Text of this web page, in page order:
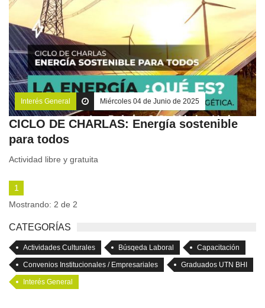
Interés General Miércoles 04 de Junio de 2025
CICLO DE CHARLAS: Energía sostenible
para todos
Actividad libre y gratuita
1
Mostrando: 2 de 2
CATEGORÍAS
Actividades Culturales Búsqeda Laboral Capacitación
Convenios Institucionales / Empresariales Graduados UTN BHI
Interés General